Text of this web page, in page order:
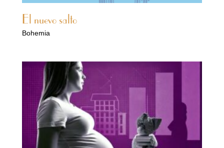
El nuevo salto
Bohemia